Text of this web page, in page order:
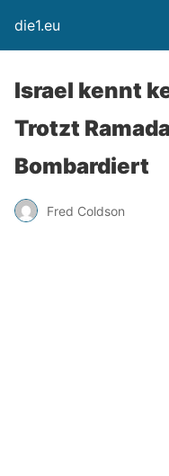
die1.eu
Israel kennt
Trotzt
Bombardiert
Fred Coldson